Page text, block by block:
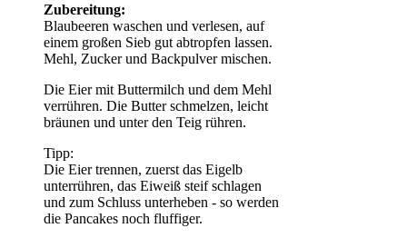
Zubereitung:
Blaubeeren waschen und verlesen, auf
einem großen Sieb gut abtropfen lassen.
Mehl, Zucker und Backpulver mischen.
Die Eier mit Buttermilch und dem Mehl
verrühren. Die Butter schmelzen, leicht
bräunen und unter den Teig rühren.
Tipp:
Die Eier trennen, zuerst das Eigelb
unterrühren, das Eiweiß steif schlagen
und zum Schluss unterheben - so werden
die Pancakes noch fluffiger.